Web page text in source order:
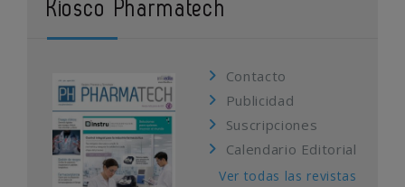
Kiosco Pharmatech
Contacto
Publicidad
Suscripciones
Calendario Editorial
Ver todas las revistas